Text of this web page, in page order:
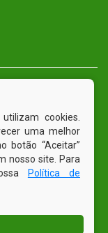
cookies.
uma melhor
botão “Aceitar”
nosso site. Para
Política de